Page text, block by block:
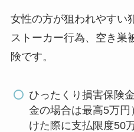
女性の方が狙われやすい
ストーカー行為、空き巣
険です。
ひったくり損害保険
金の場合は最高5万
けた際に支払限度50